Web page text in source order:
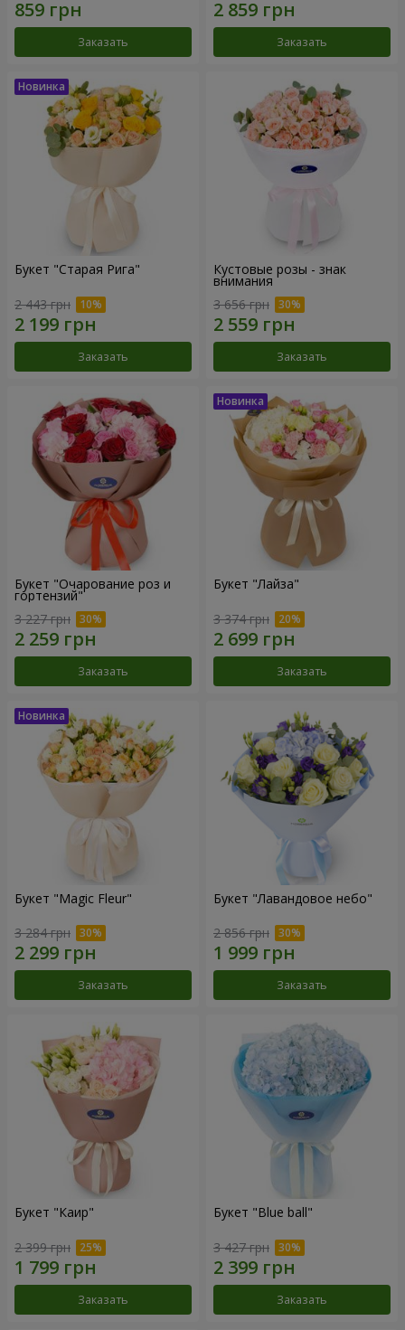
Заказать Заказать
Букет "Старая Рига"
2 443 грн
Заказать
Кустовые розы - знак
внимания
3 656 грн
Заказать
Букет "Очарование роз и
гортензий"
3 227 грн
Заказать
Букет "Лайза"
3 374 грн
Заказать
Букет "Magic Fleur"
3 284 грн
Заказать
Букет "Лавандовое небо"
2 856 грн
Заказать
Букет "Каир"
2 399 грн
Заказать
Букет "Blue ball"
3 427 грн
Заказать